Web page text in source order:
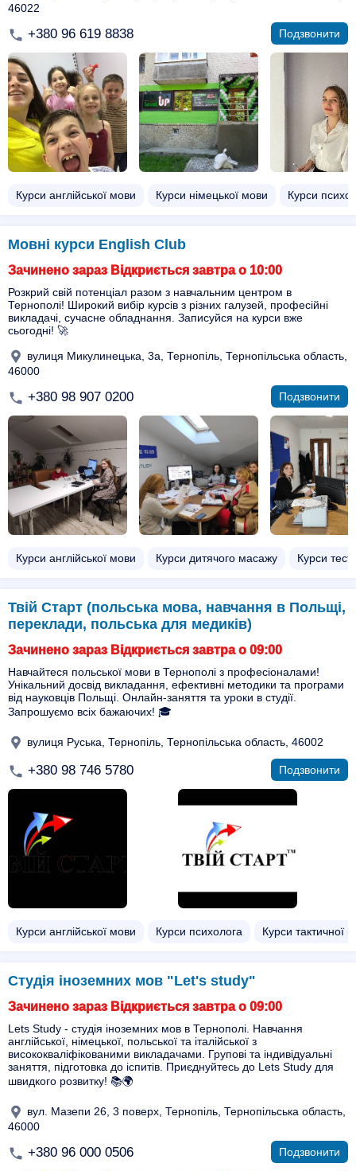
46022
+380 96 619 8838 Подзвонити
Курси англійської мови Курси німецької мови Курси
Мовні курси English Club
Зачинено зараз Відкриється завтра о 10:00
Розкрий свій потенціал разом з навчальним центром в
Тернополі! Широкий вибір курсів з різних галузей, професійні
викладачі, сучасне обладнання. Записуйся на курси вже
сьогодні! 🚀
вулиця Микулинецька, 3а, Тернопіль, Тернопільська область,
46000
+380 98 907 0200 Подзвонити
Курси англійської мови Курси дитячого масажу Курси
Твій Старт (польська мова, навчання в Польщі,
переклади, польська для медиків)
Зачинено зараз Відкриється завтра о 09:00
Навчайтеся польської мови в Тернополі з професіоналами!
Унікальний досвід викладання, ефективні методики та програми
від науковців Польщі. Онлайн-заняття та уроки в студії.
Запрошуємо всіх бажаючих! 🎓
вулиця Руська, Тернопіль, Тернопільська область, 46002
+380 98 746 5780 Подзвонити
Курси англійської мови Курси психолога Курси тактичної
Студія іноземних мов "Let's study"
Зачинено зараз Відкриється завтра о 09:00
Lets Study - студія іноземних мов в Тернополі. Навчання
англійської, німецької, польської та італійської з
висококваліфікованими викладачами. Групові та індивідуальні
заняття, підготовка до іспитів. Приєднуйтесь до Lets Study для
швидкого розвитку! 📚🌍
вул. Мазепи 26, 3 поверх, Тернопіль, Тернопільська область,
46000
+380 96 000 0506 Подзвонити